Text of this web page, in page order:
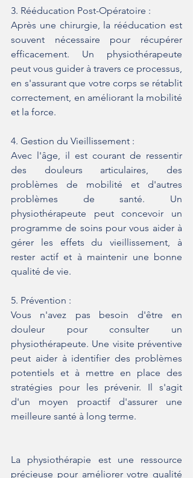
3. Rééducation Post-Opératoire :
Après une chirurgie, la rééducation est
souvent nécessaire pour récupérer
efficacement. Un physiothérapeute
peut vous guider à travers ce processus,
en s'assurant que votre corps se rétablit
correctement, en améliorant la mobilité
et la force.
4. Gestion du Vieillissement :
Avec l'âge, il est courant de ressentir
des douleurs articulaires, des
problèmes de mobilité et d'autres
problèmes de santé. Un
physiothérapeute peut concevoir un
programme de soins pour vous aider à
gérer les effets du vieillissement, à
rester actif et à maintenir une bonne
qualité de vie.
5. Prévention :
Vous n'avez pas besoin d'être en
douleur pour consulter un
physiothérapeute. Une visite préventive
peut aider à identifier des problèmes
potentiels et à mettre en place des
stratégies pour les prévenir. Il s'agit
d'un moyen proactif d'assurer une
meilleure santé à long terme.
La physiothérapie est une ressource
précieuse pour améliorer votre qualité